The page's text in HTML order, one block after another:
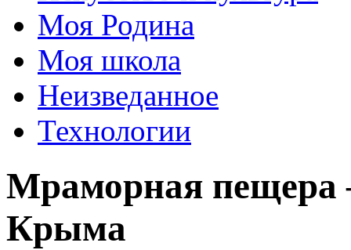
Моя Родина
Моя школа
Неизведанное
Технологии
Мраморная пещера
Крыма